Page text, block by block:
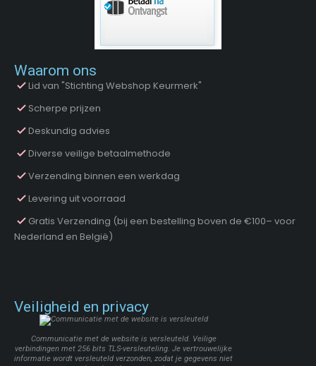
Waarom ons
Lid van "Stichting Webshop Keurmerk"
Scherpe prijzen
Deskundig advies
Diverse veilige betaalmethode
Verzending binnen een werkdag
Levering uit voorraad
Gratis Verzending (bij een bestelling boven de €100– voor
Nederland en België)
Veiligheid en privacy
Communicatie met de website is versleuteld. Veilige
verbindingen met 256 bits TLS-versleuteling. Je vertrouwelijke
informatie wordt versleuteld verzonden, zodat je gegevens niet